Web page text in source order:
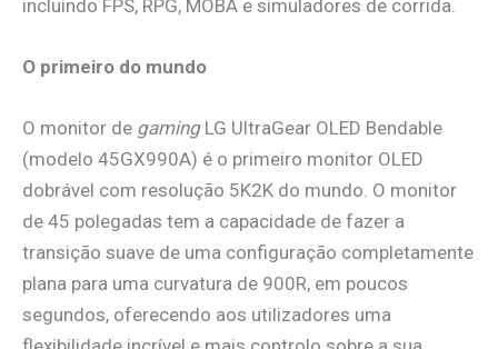
incluindo FPS, RPG, MOBA e simuladores de corrida.
O primeiro do mundo
O monitor de gamingLG UltraGear OLED Bendable
(modelo 45GX990A) é o primeiro monitor OLED
dobrável com resolução 5K2K do mundo. O monitor
de 45 polegadas tem a capacidade de fazer a
transição suave de uma configuração completamente
plana para uma curvatura de 900R, em poucos
segundos, oferecendo aos utilizadores uma